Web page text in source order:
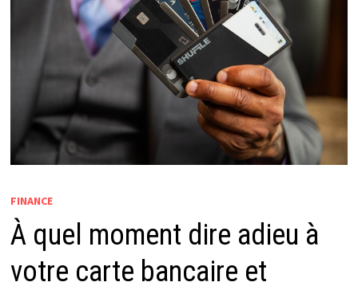
FINANCE
À quel moment dire adieu à
votre carte bancaire et